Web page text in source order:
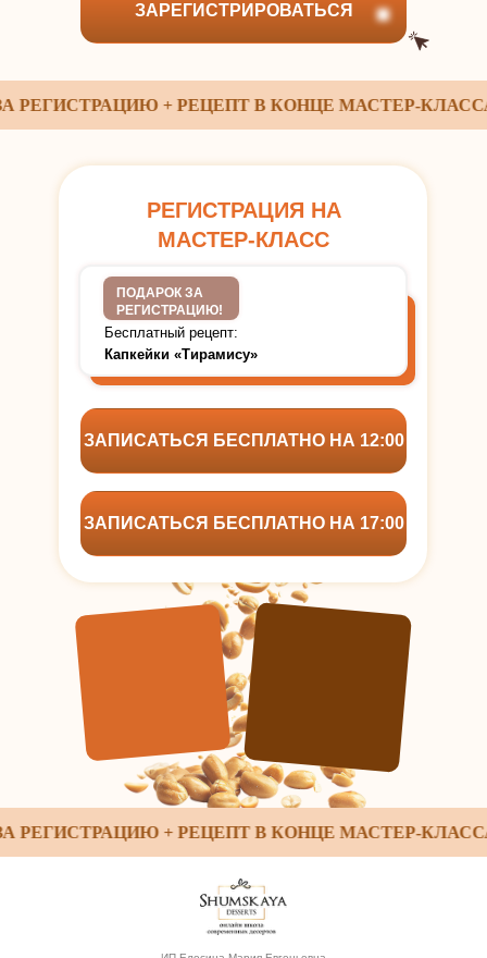
ЗАРЕГИСТРИРОВАТЬСЯ
+ РЕЦЕПТ В КОНЦЕ МАСТЕР-КЛАССА
ЗАПИСАТЬСЯ БЕСПЛАТНО НА 17:00
ЗАПИСАТЬСЯ БЕСПЛАТНО НА 12:00
РЕГИСТРАЦИЯ НА
МАСТЕР-КЛАСС
Подарок за регистрацию!
Бесплатный рецепт:
Капкейки «Тирамису»
ПОДАРОК ЗА
РЕГИСТРАЦИЮ!
+ РЕЦЕПТ В КОНЦЕ МАСТЕР-КЛАССА